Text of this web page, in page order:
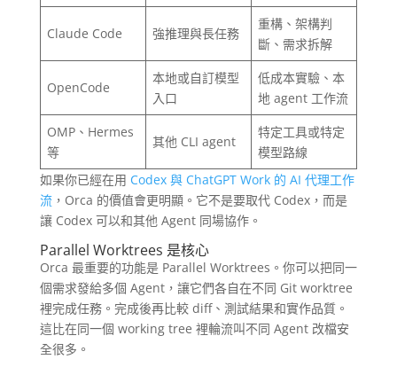
Claude Code 強推理與長任務
重構、架構判
斷、需求拆解
OpenCode
本地或自訂模型
入口
低成本實驗、本
地 agent 工作流
OMP、Hermes
等
其他 CLI agent
特定工具或特定
模型路線
如果你已經在用 Codex 與 ChatGPT Work 的 AI 代理工作
流，Orca 的價值會更明顯。它不是要取代 Codex，而是
讓 Codex 可以和其他 Agent 同場協作。
Parallel Worktrees 是核心
Orca 最重要的功能是 Parallel Worktrees。你可以把同一
個需求發給多個 Agent，讓它們各自在不同 Git worktree
裡完成任務。完成後再比較 diff、測試結果和實作品質。
這比在同一個 working tree 裡輪流叫不同 Agent 改檔安
全很多。